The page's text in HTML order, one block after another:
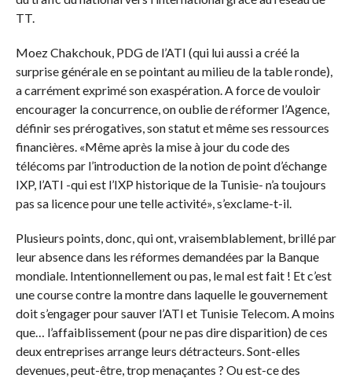
TT.
Moez Chakchouk, PDG de l’ATI (qui lui aussi a créé la
surprise générale en se pointant au milieu de la table ronde),
a carrément exprimé son exaspération. A force de vouloir
encourager la concurrence, on oublie de réformer l’Agence,
définir ses prérogatives, son statut et même ses ressources
financières. «Même après la mise à jour du code des
télécoms par l’introduction de la notion de point d’échange
IXP, l’ATI -qui est l’IXP historique de la Tunisie- n’a toujours
pas sa licence pour une telle activité», s’exclame-t-il.
Plusieurs points, donc, qui ont, vraisemblablement, brillé par
leur absence dans les réformes demandées par la Banque
mondiale. Intentionnellement ou pas, le mal est fait ! Et c’est
une course contre la montre dans laquelle le gouvernement
doit s’engager pour sauver l’ATI et Tunisie Telecom. A moins
que… l’affaiblissement (pour ne pas dire disparition) de ces
deux entreprises arrange leurs détracteurs. Sont-elles
devenues, peut-être, trop menaçantes ? Ou est-ce des